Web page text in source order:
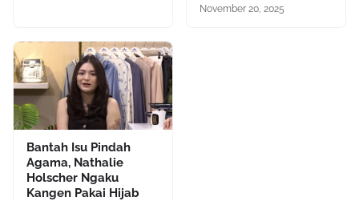
November 20, 2025
Bantah Isu Pindah
Agama, Nathalie
Holscher Ngaku
Kangen Pakai Hijab